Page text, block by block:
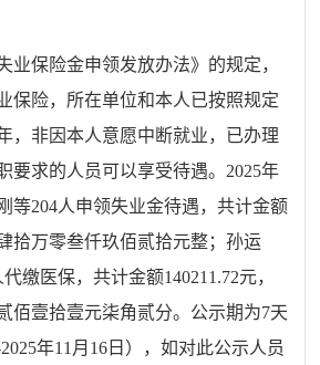
业保险金申领发放办法》的规定，
保险，所在单位和本人已按照规定
，非因本人意愿中断就业，已办理
要求的人员可以享受待遇。2025年
等204人申领失业金待遇，共计金额
拾万零叁仟玖佰贰拾元整；孙运
代缴医保，共计金额140211.72元，
佰壹拾壹元柒角贰分。公示期为7天
5年11 月 16 日），如对此公示人员